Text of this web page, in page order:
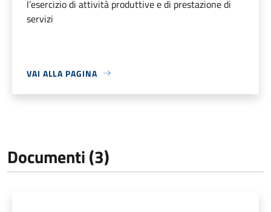
l’esercizio di attività produttive e di prestazione di
servizi
VAI ALLA PAGINA
Documenti (3)